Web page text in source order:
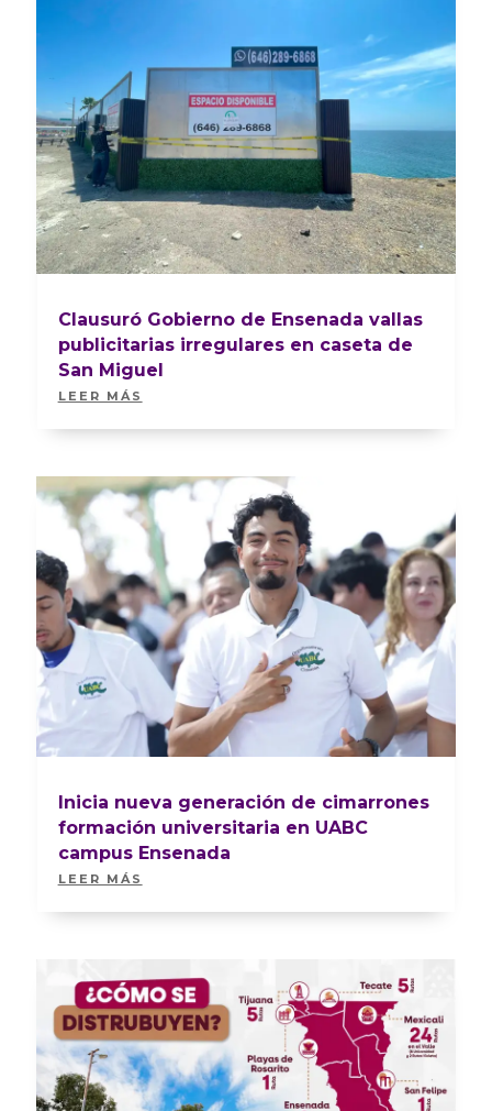
Clausuró Gobierno de Ensenada vallas
publicitarias irregulares en caseta de
San Miguel
LEER MÁS
Inicia nueva generación de cimarrones
formación universitaria en UABC
campus Ensenada
LEER MÁS